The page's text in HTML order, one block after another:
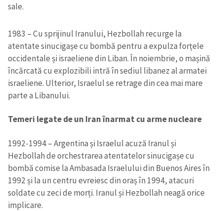
sale.
1983 – Cu sprijinul Iranului, Hezbollah recurge la
atentate sinucigașe cu bombă pentru a expulza forțele
occidentale și israeliene din Liban. În noiembrie, o mașină
încărcată cu explozibili intră în sediul libanez al armatei
israeliene. Ulterior, Israelul se retrage din cea mai mare
parte a Libanului.
Temeri legate de un Iran înarmat cu arme nucleare
1992-1994 – Argentina și Israelul acuză Iranul și
Hezbollah de orchestrarea atentatelor sinucigașe cu
bombă comise la Ambasada Israelului din Buenos Aires în
1992 și la un centru evreiesc din oraș în 1994, atacuri
soldate cu zeci de morți. Iranul și Hezbollah neagă orice
implicare.